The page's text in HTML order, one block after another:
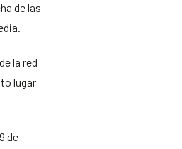
de las
la red
lugar
de